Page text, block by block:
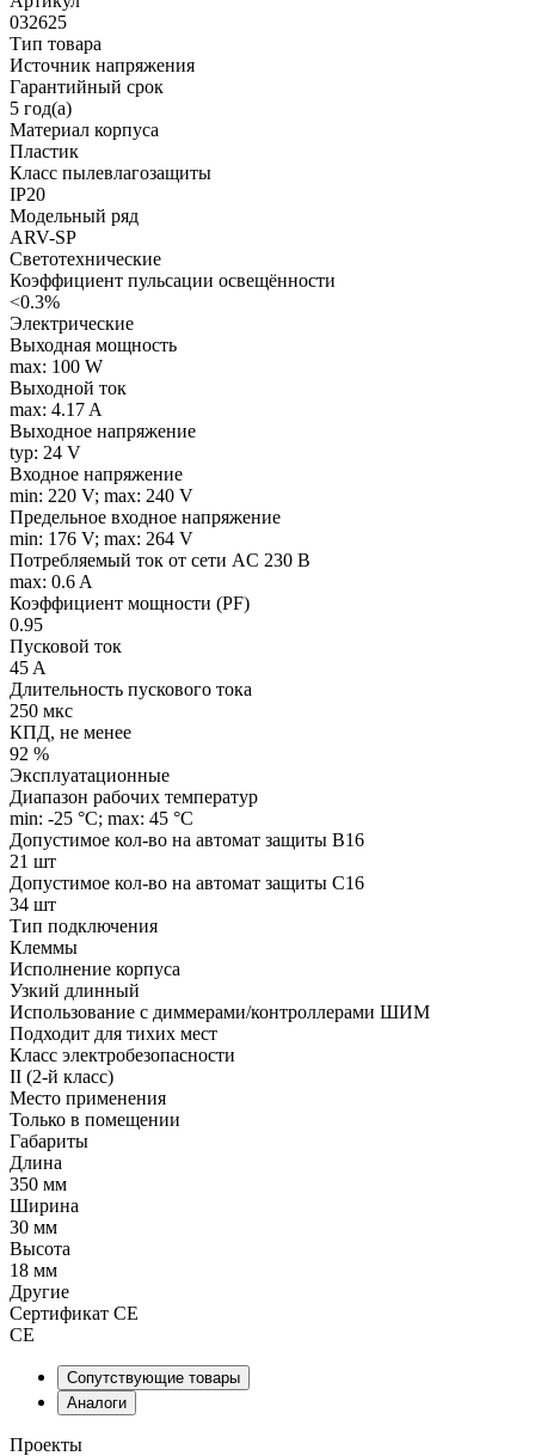
032625
Тип товара
Источник напряжения
Гарантийный срок
5 год(а)
Материал корпуса
Пластик
Класс пылевлагозащиты
IP20
Модельный ряд
ARV-SP
Светотехнические
Коэффициент пульсации освещённости
<0.3%
Электрические
Выходная мощность
max: 100 W
Выходной ток
max: 4.17 A
Выходное напряжение
typ: 24 V
Входное напряжение
min: 220 V; max: 240 V
Предельное входное напряжение
min: 176 V; max: 264 V
Потребляемый ток от сети AC 230 В
max: 0.6 A
Коэффициент мощности (PF)
0.95
Пусковой ток
45 A
Длительность пускового тока
250 мкс
КПД, не менее
92 %
Эксплуатационные
Диапазон рабочих температур
min: -25 °C; max: 45 °C
Допустимое кол-во на автомат защиты B16
21 шт
Допустимое кол-во на автомат защиты C16
34 шт
Тип подключения
Клеммы
Исполнение корпуса
Узкий длинный
Использование с диммерами/контроллерами ШИМ
Подходит для тихих мест
Класс электробезопасности
II (2-й класс)
Место применения
Только в помещении
Габариты
Длина
350 мм
Ширина
30 мм
Высота
18 мм
Другие
Сертификат CE
CE
Сопутствующие товары
Аналоги
Проекты